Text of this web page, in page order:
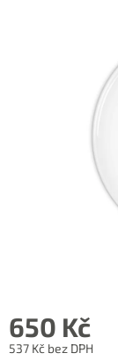
650 Kč
537 Kč bez DPH